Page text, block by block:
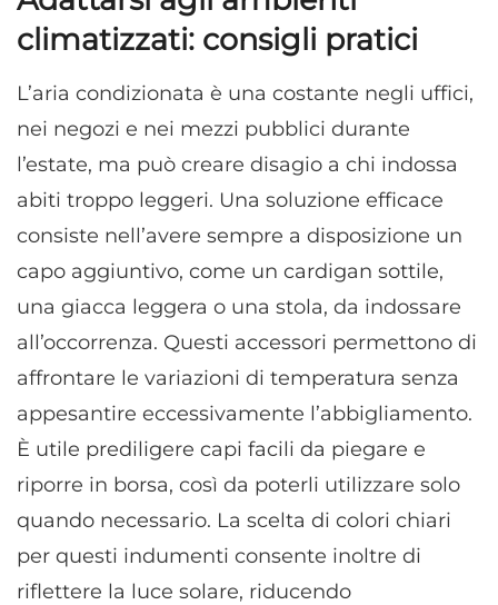
climatizzati: consigli pratici
L’aria condizionata è una costante negli uffici,
nei negozi e nei mezzi pubblici durante
l’estate, ma può creare disagio a chi indossa
abiti troppo leggeri. Una soluzione efficace
consiste nell’avere sempre a disposizione un
capo aggiuntivo, come un cardigan sottile,
una giacca leggera o una stola, da indossare
all’occorrenza. Questi accessori permettono di
affrontare le variazioni di temperatura senza
appesantire eccessivamente l’abbigliamento.
È utile prediligere capi facili da piegare e
riporre in borsa, così da poterli utilizzare solo
quando necessario. La scelta di colori chiari
per questi indumenti consente inoltre di
riflettere la luce solare, riducendo